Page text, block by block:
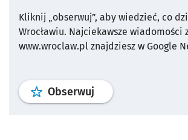
Kliknij „obserwuj”, aby wiedzieć, co
Wrocławiu. Najciekawsze wiadomości
www.wroclaw.pl znajdziesz w Google
Obserwuj profil